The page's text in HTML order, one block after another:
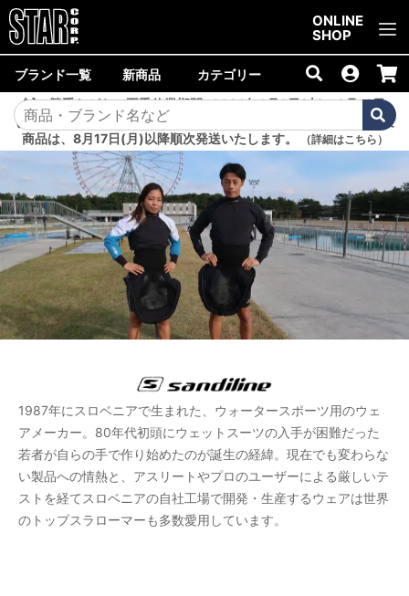
ONLINE
SHOP
ブランド一覧 新商品 カテゴリー
誠に勝手ながら、夏季休業期間<2026年8月8日(土)～8月16日
(日)>中は商品の発送を休止いたします。8月7日(金)以降のご注文
商品は、8月17日(月)以降順次発送いたします。
（詳細はこちら）
1987年にスロベニアで生まれた、ウォータースポーツ用のウェ
アメーカー。80年代初頭にウェットスーツの入手が困難だった
若者が自らの手で作り始めたのが誕生の経緯。現在でも変わらな
い製品への情熱と、アスリートやプロのユーザーによる厳しいテ
ストを経てスロベニアの自社工場で開発・生産するウェアは世界
のトップスラローマーも多数愛用しています。